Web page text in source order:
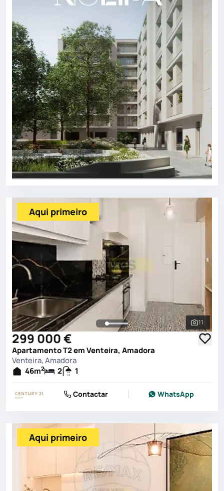
Ver
11
Aqui primeiro
299 000 €
Apartamento T2 em Venteira, Amadora
Venteira, Amadora
46m2 2 1
Contactar WhatsApp
Aqui primeiro